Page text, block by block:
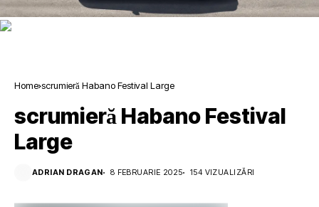
Home scrumieră Habano Festival Large
scrumieră Habano Festival
Large
ADRIAN DRAGAN 8 FEBRUARIE 2025 154 VIZUALIZĂRI